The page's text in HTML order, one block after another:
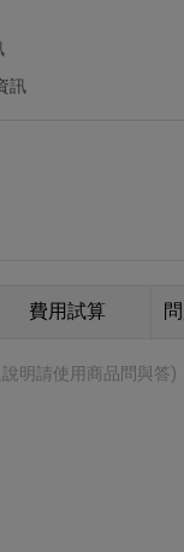
訊
費用試算
明請使用商品問與答)